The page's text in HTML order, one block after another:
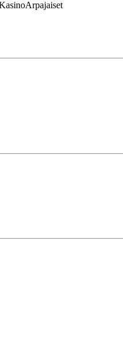
Arpajaiset